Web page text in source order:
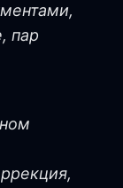
пар